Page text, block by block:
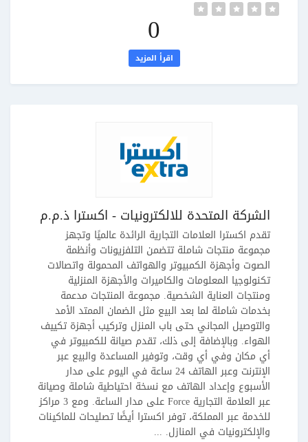
0
اقرأ المزيد
الشركة المتحدة للالكترونيات - اكسترا ذ.م.م
تقدم اكسترا العلامات التجارية الرائدة عالميًا وتجهز
مجموعة منتجات شاملة تتضمن التلفزيونات وأنظمة
الصوت وأجهزة الكمبيوتر والهواتف المحمولة واتصالات
تكنولوجيا المعلومات والكاميرات والأجهزة المنزلية
ومنتجات العناية الشخصية. مجموعة المنتجات مدعمة
بخدمات شاملة لما بعد البيع مثل الضمان الممتد الأمد
والتوصيل المجاني حتى باب المنزل وتركيب أجهزة تكييف
الهواء. وبالإضافة إلى ذلك، تقدم صيانة للكمبيوتر في
أي مكان وفي أي وقت، وتوفير المساعدة والبيع عبر
الإنترنت وعبر الهاتف 24 ساعة في اليوم على مدار
الأسبوع وإعداد الهاتف مع نسخة احتياطية شاملة وصيانة
عبر العلامة التجارية Force على مدار الساعة. ومع 3 مراكز
للخدمة عبر المملكة، توفر اكسترا أيضًا تصليحات للماكينات
والإلكترونيات في المنازل. ...